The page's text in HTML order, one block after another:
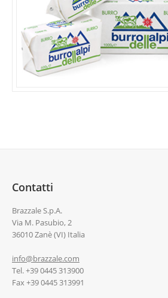
Contatti
Brazzale S.p.A.
Via M. Pasubio, 2
36010 Zanè (VI) Italia
info@brazzale.com
Tel. +39 0445 313900
Fax +39 0445 313991